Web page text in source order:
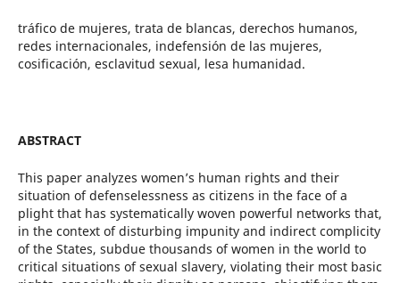
tráfico de mujeres, trata de blancas, derechos humanos,
redes internacionales, indefensión de las mujeres,
cosificación, esclavitud sexual, lesa humanidad.
ABSTRACT
This paper analyzes women’s human rights and their
situation of defenselessness as citizens in the face of a
plight that has systematically woven powerful networks that,
in the context of disturbing impunity and indirect complicity
of the States, subdue thousands of women in the world to
critical situations of sexual slavery, violating their most basic